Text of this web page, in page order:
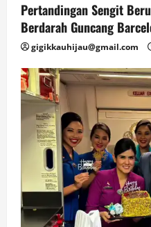
Pertandingan Sengit
Berdarah Guncang
gigikkauhijau@gmail.com